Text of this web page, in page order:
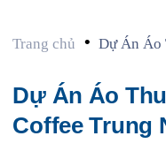
Trang chủ • Dự Án Áo
Trung
Dự Án Áo
Coffee Trung